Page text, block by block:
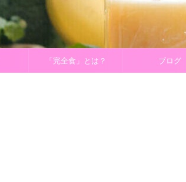
「完全食」とは？ ブログ